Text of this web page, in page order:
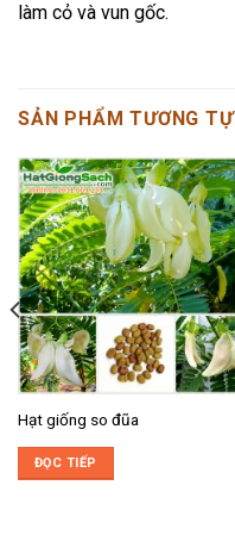
làm cỏ và vun gốc.
SẢN PHẨM TƯƠNG TỰ
Hạt giống so đũa
ĐỌC TIẾP